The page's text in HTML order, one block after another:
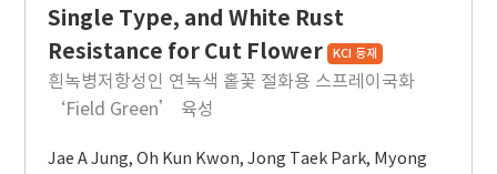
Single Type, and White Rust
Resistance for Cut Flower KCI 등재
흰녹병저항성인 연녹색 홑꽃 절화용 스프레이국화
‘Field Green’ 육성
Jae A Jung,Oh Kun Kwon,Jong Taek Park, Myong